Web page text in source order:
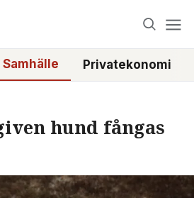
Samhälle Privatekonomi
hund fångas